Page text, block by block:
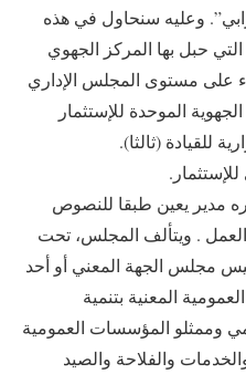
وعليه سنحاول في هذه
حبل بها المركز الجهوي
على مستوى المجلس الإداري
الموحدة للإستثمار
للقيادة (ثالثا).
مدير يعين طبقا للنصوص
العمل . ويتألف المجلس، تحت
مجلس الجهة المعني أو أحد
المعنية بتنمية
وممثلو المؤسسات العمومية
والفلاحة والصيد